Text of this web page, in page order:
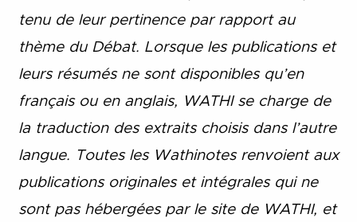
tenu de leur pertinence par rapport au
thème du Débat. Lorsque les publications et
leurs résumés ne sont disponibles qu’en
français ou en anglais, WATHI se charge de
la traduction des extraits choisis dans l’autre
langue. Toutes les Wathinotes renvoient aux
publications originales et intégrales qui ne
sont pas hébergées par le site de WATHI, et